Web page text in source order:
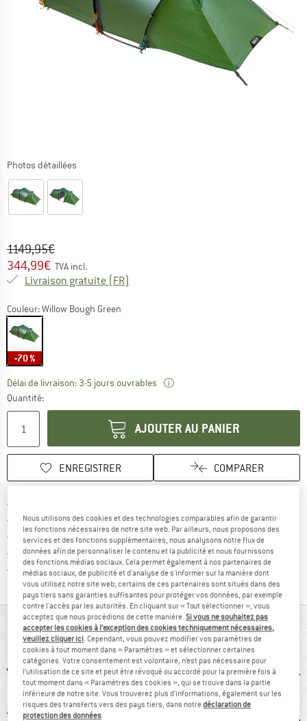
Photos détaillées
Prix initial :
1149,95€
Prix:
344,99€ TVA incl.
Livraison gratuite (FR)
Couleur:Willow Bough Green
-70 %
Délai de livraison: 3-5 jours ouvrables
Quantité:
AJOUTER AU PANIER
ENREGISTRER COMPARER
Droit de retour de 100 joursTrouve les informations de
> 4 000 000 clients satisfaits
Tous les articles disponibles
Protection des acheteurs de Trusted ShopsTrouve toutes les
VUE D'ENSEMBLE
Nous utilisons des cookies et des technologies comparables afin de garantir
les fonctions nécessaires de notre site web. Par ailleurs, nous proposons des
services et des fonctions supplémentaires, nous analysons notre flux de
données afin de personnaliser le contenu et la publicité et nous fournissons
des fonctions médias sociaux. Cela permet également à nos partenaires de
médias sociaux, de publicité et d'analyse de s'informer sur la manière dont
vous utilisez notre site web; certains de ces partenaires sont situés dans des
pays tiers sans garanties suffisantes pour protéger vos données, par exemple
contre l'accès par les autorités. En cliquant sur « Tout sélectionner », vous
acceptez que nous procédions de cette manière.Si vous ne souhaitez pas
accepter les cookies à l’exception des cookies techniquement nécessaires,
veuillez cliquer ici. Cependant, vous pouvez modifier vos paramètres de
cookies à tout moment dans « Paramètres » et sélectionner certaines
catégories. Votre consentement est volontaire, n’est pas nécessaire pour
l’utilisation de ce site et peut être révoqué ou accordé pour la première fois à
tout moment dans « Paramètres des cookies », qui se trouve dans la partie
inférieure de notre site. Vous trouverez plus d'informations, également sur les
risques des transferts vers des pays tiers, dans notredéclaration de
protection des données.